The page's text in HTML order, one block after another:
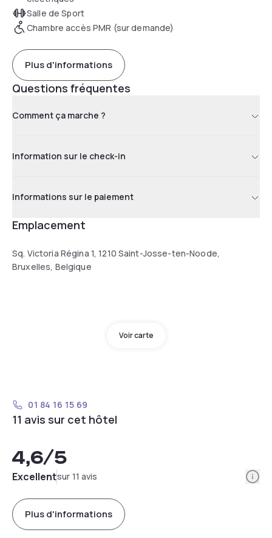
Salle de Sport
Chambre accès PMR (sur demande)
Plus d'informations
Questions fréquentes
Comment ça marche ?
Information sur le check-in
Informations sur le paiement
Emplacement
Sq. Victoria Régina 1, 1210 Saint-Josse-ten-Noode,
Bruxelles, Belgique
Voir carte
01 84 16 15 69
11 avis sur cet hôtel
4,6/5
Excellentsur 11 avis
Plus d'informations